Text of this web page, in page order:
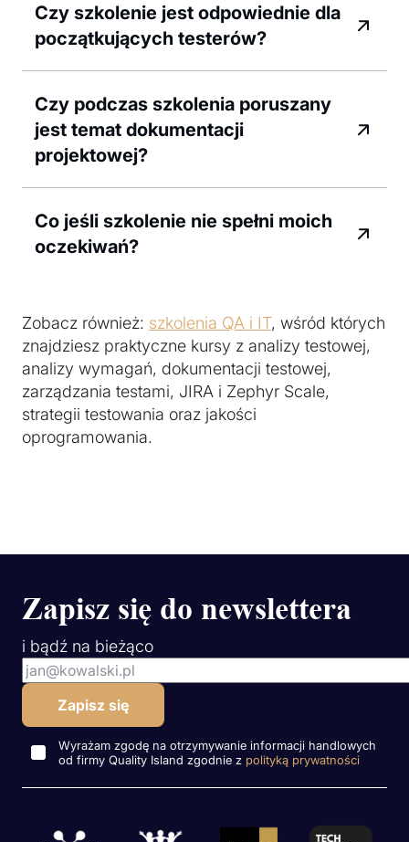
Czy szkolenie jest odpowiednie dla
początkujących testerów?
Czy podczas szkolenia poruszany
jest temat dokumentacji
projektowej?
Co jeśli szkolenie nie spełni moich
oczekiwań?
Zobacz również: szkolenia QA i IT, wśród których
znajdziesz praktyczne kursy z analizy testowej,
analizy wymagań, dokumentacji testowej,
zarządzania testami, JIRA i Zephyr Scale,
strategii testowania oraz jakości
oprogramowania.
Zapisz się do newslettera
i bądź na bieżąco
Wyrażam zgodę na otrzymywanie informacji handlowych
od firmy Quality Island zgodnie z polityką prywatności